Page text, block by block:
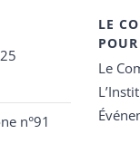
n°91
LE
Le